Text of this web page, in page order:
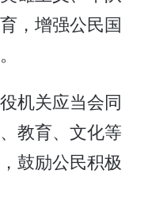
，增强公民国
机关应当会同
教育、文化等
鼓励公民积极